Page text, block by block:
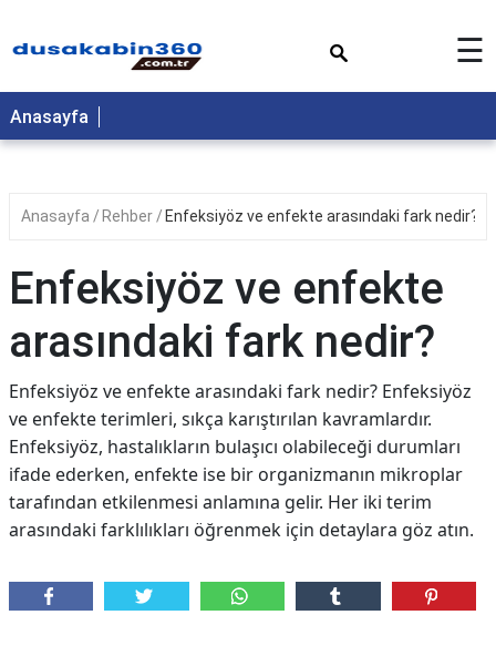
☰
Anasayfa
Anasayfa Rehber Enfeksiyöz ve enfekte arasındaki fark nedir?
Enfeksiyöz ve enfekte
arasındaki fark nedir?
Enfeksiyöz ve enfekte arasındaki fark nedir? Enfeksiyöz
ve enfekte terimleri, sıkça karıştırılan kavramlardır.
Enfeksiyöz, hastalıkların bulaşıcı olabileceği durumları
ifade ederken, enfekte ise bir organizmanın mikroplar
tarafından etkilenmesi anlamına gelir. Her iki terim
arasındaki farklılıkları öğrenmek için detaylara göz atın.